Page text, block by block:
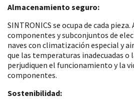
Almacenamiento seguro:
SINTRONICS se ocupa de cada
componentes y subconjuntos de
naves con climatización especial y
que las temperaturas inadecuadas o
perjudiquen el funcionamiento y la
componentes.
Sostenibilidad: